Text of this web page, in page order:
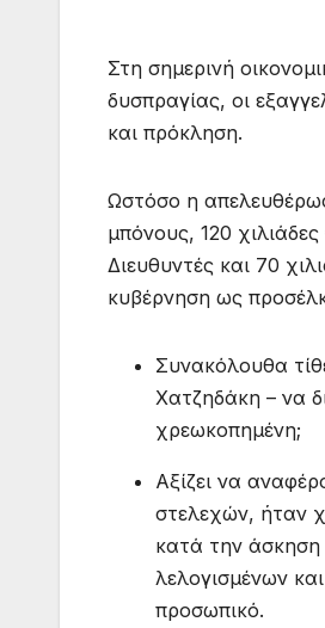
Στη σημερινή
δυσπραγίας, οι
και πρόκληση.
Ωστόσο η
μπόνους, 120
Διευθυντές και 70
κυβέρνηση ως
Συνακόλουθα
Χατζηδάκη – να
χρεωκοπημένη;
Αξίζει να
στελεχών, ήταν
κατά την
λελογισμένων
προσωπικό.